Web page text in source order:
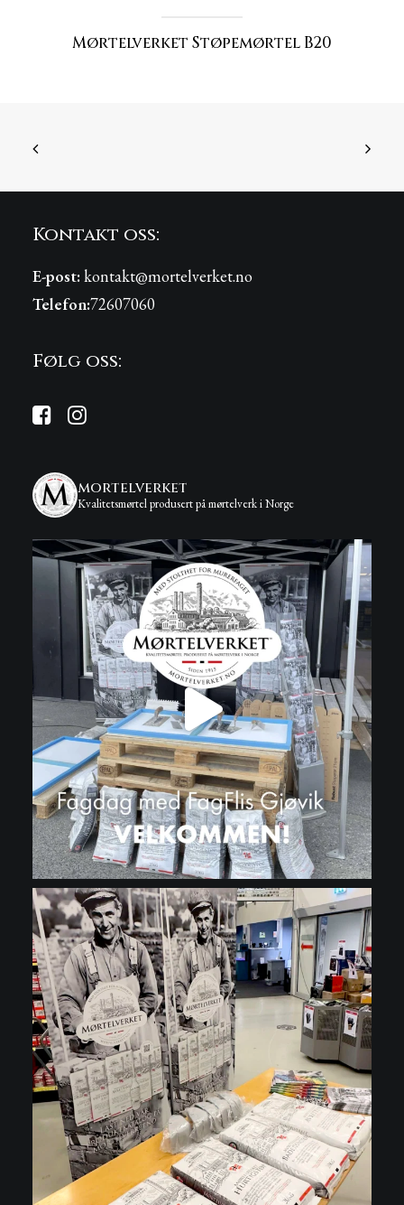
Mørtelverket Støpemørtel B20
Kontakt oss:
E-post:kontakt@mortelverket.no
Telefon:72607060
Følg oss:
mortelverket
Kvalitetsmørtel produsert på mørtelverk i Norge